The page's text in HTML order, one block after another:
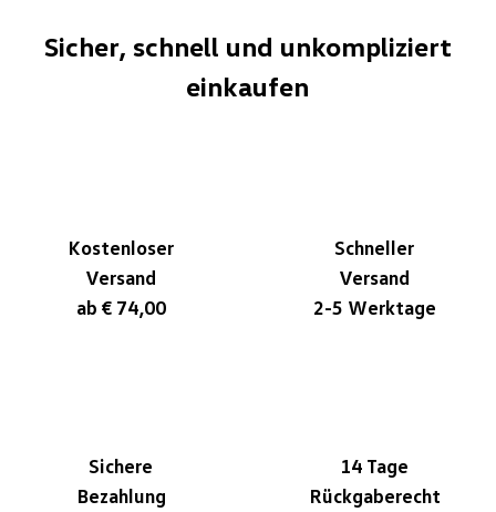
Sicher, schnell und unkompliziert
einkaufen
Kostenloser
Versand
ab € 74,00
Schneller
Versand
2-5 Werktage
Sichere
Bezahlung
14 Tage
Rückgaberecht